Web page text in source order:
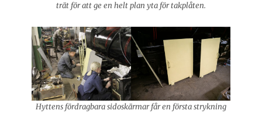
trät för att ge en helt plan yta för takplåten.
Hyttens fördragbara sidoskärmar får en första strykning